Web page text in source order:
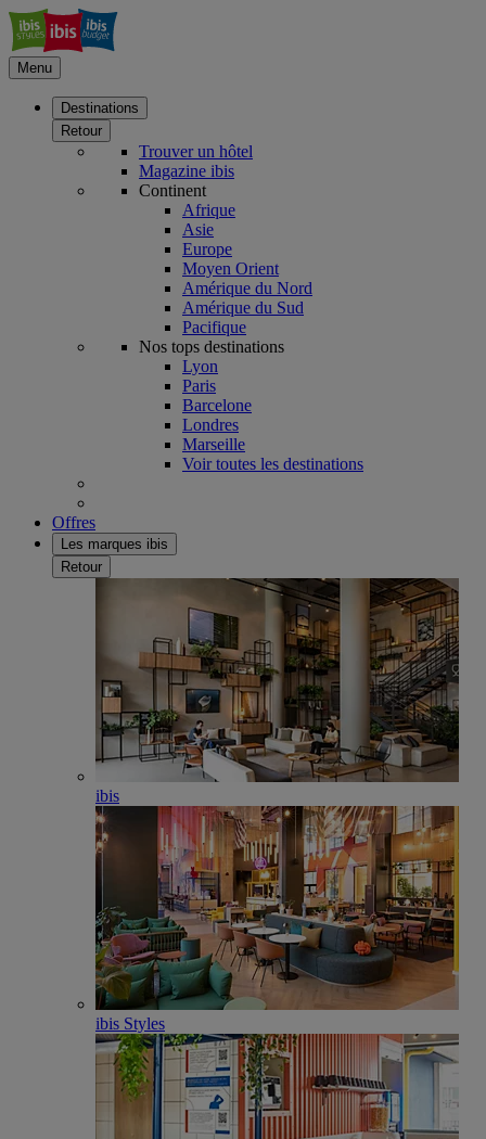
Menu
Destinations
Retour
Trouver un hôtel
Magazine ibis
Continent
Afrique
Asie
Europe
Moyen Orient
Amérique du Nord
Amérique du Sud
Pacifique
Nos tops destinations
Lyon
Paris
Barcelone
Londres
Marseille
Voir toutes les destinations
Offres
Les marques ibis
Retour
ibis
ibis Styles